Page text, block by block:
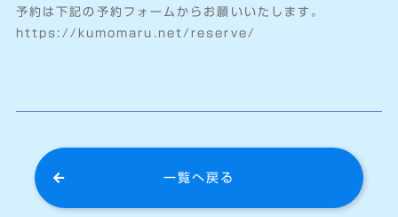
予約は下記の予約フォームからお願いいたします。
https://kumomaru.net/reserve/
一覧へ戻る